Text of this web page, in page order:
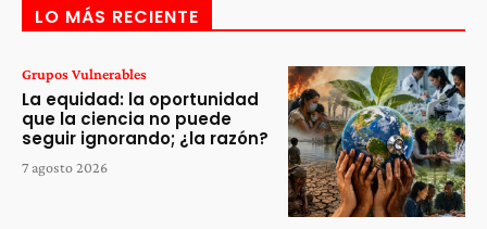
LO MÁS RECIENTE
Grupos Vulnerables
La equidad: la oportunidad
que la ciencia no puede
seguir ignorando; ¿la razón?
7 agosto 2026